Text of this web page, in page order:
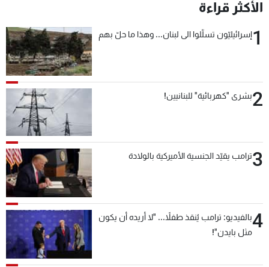
الأكثر قراءة
1إسرائيليّون تسلّلوا الى لبنان... وهذا ما حلّ بهم
2بشرى "كهربائية" للبنانيين!
3ترامب يقيّد الجنسية الأميركية بالولادة
4بالفيديو: ترامب يُنقذ طفلاً... "لا أريده أن يكون
مثل بايدن"!
لاعلاناتكم